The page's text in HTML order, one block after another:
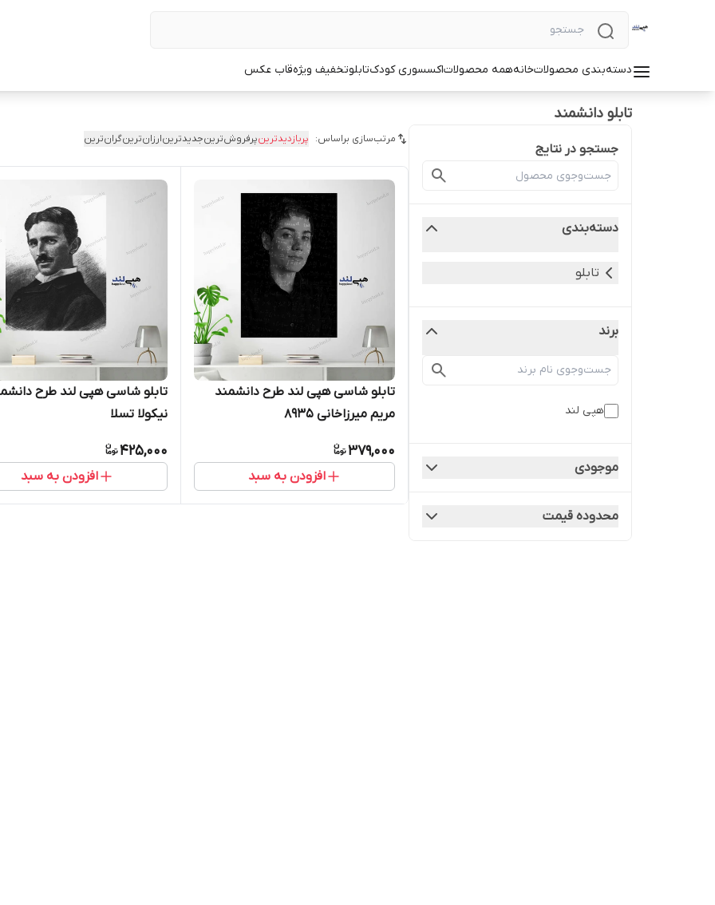
دسته‌بندی محصولاتخانههمه محصولاتاکسسوری کودکتابلوتخفیف ویژهقاب عکس
تابلو دانشمند
جستجو در نتایج
دسته‌بندی
تابلو
برند
هپی لند
موجودی
محدوده قیمت
مرتب‌سازی براساس: پربازدیدترینپرفروش‌ترینجدیدترینارزان‌ترینگران‌ترین
تابلو شاسی هپی لند طرح دانشمند
مریم میرزاخانی 8935
379,000
افزودن به سبد
تابلو شاسی هپی لند طرح
نیکولا تسلا
425,000
افزودن به سبد